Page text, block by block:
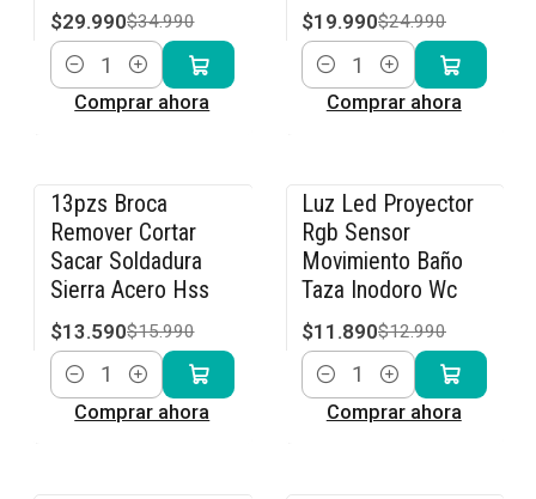
$29.990$34.990
Cantidad
Comprar ahora
$19.990$24.990
Cantidad
Comprar ahora
-15% OFF
13pzs Broca
Remover Cortar
Sacar Soldadura
Sierra Acero Hss
$13.590$15.990
Cantidad
Comprar ahora
-8% OFF
Luz Led Proyector
Rgb Sensor
Movimiento Baño
Taza Inodoro Wc
$11.890$12.990
Cantidad
Comprar ahora